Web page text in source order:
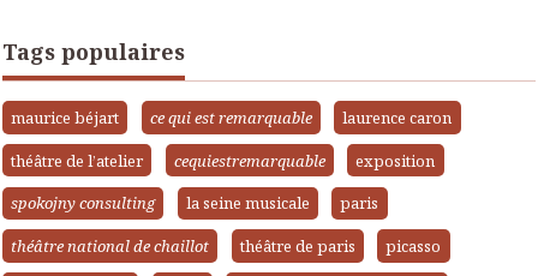
Tags populaires
maurice béjart ce qui est remarquable
laurence caron
théâtre de l’atelier
cequiestremarquable
exposition
spokojny consulting
la seine musicale
paris
théâtre national de chaillot
théâtre de paris
picasso